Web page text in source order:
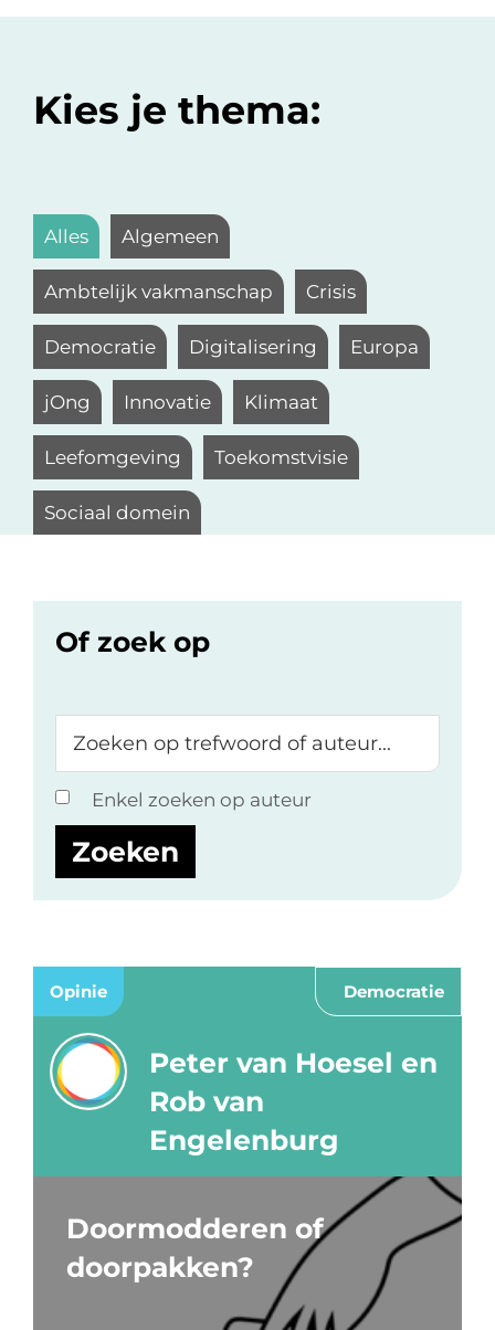
Kies je thema:
Alles Algemeen
Ambtelijk vakmanschap Crisis
Democratie Digitalisering Europa
jOng Innovatie Klimaat
Leefomgeving Toekomstvisie
Sociaal domein
Of zoek op
op
trefwoord
of
auteur...
Enkel zoeken op auteur
Opinie Democratie
Peter van Hoesel en
Rob van
Engelenburg
Doormodderen of
doorpakken?